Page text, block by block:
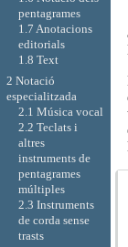
pentagrames
1.7 Anotacions
editorials
1.8 Text
2 Notació
especialitzada
2.1 Música vocal
2.2 Teclats i
altres
instruments de
pentagrames
múltiples
2.3 Instruments
de corda sense
trasts